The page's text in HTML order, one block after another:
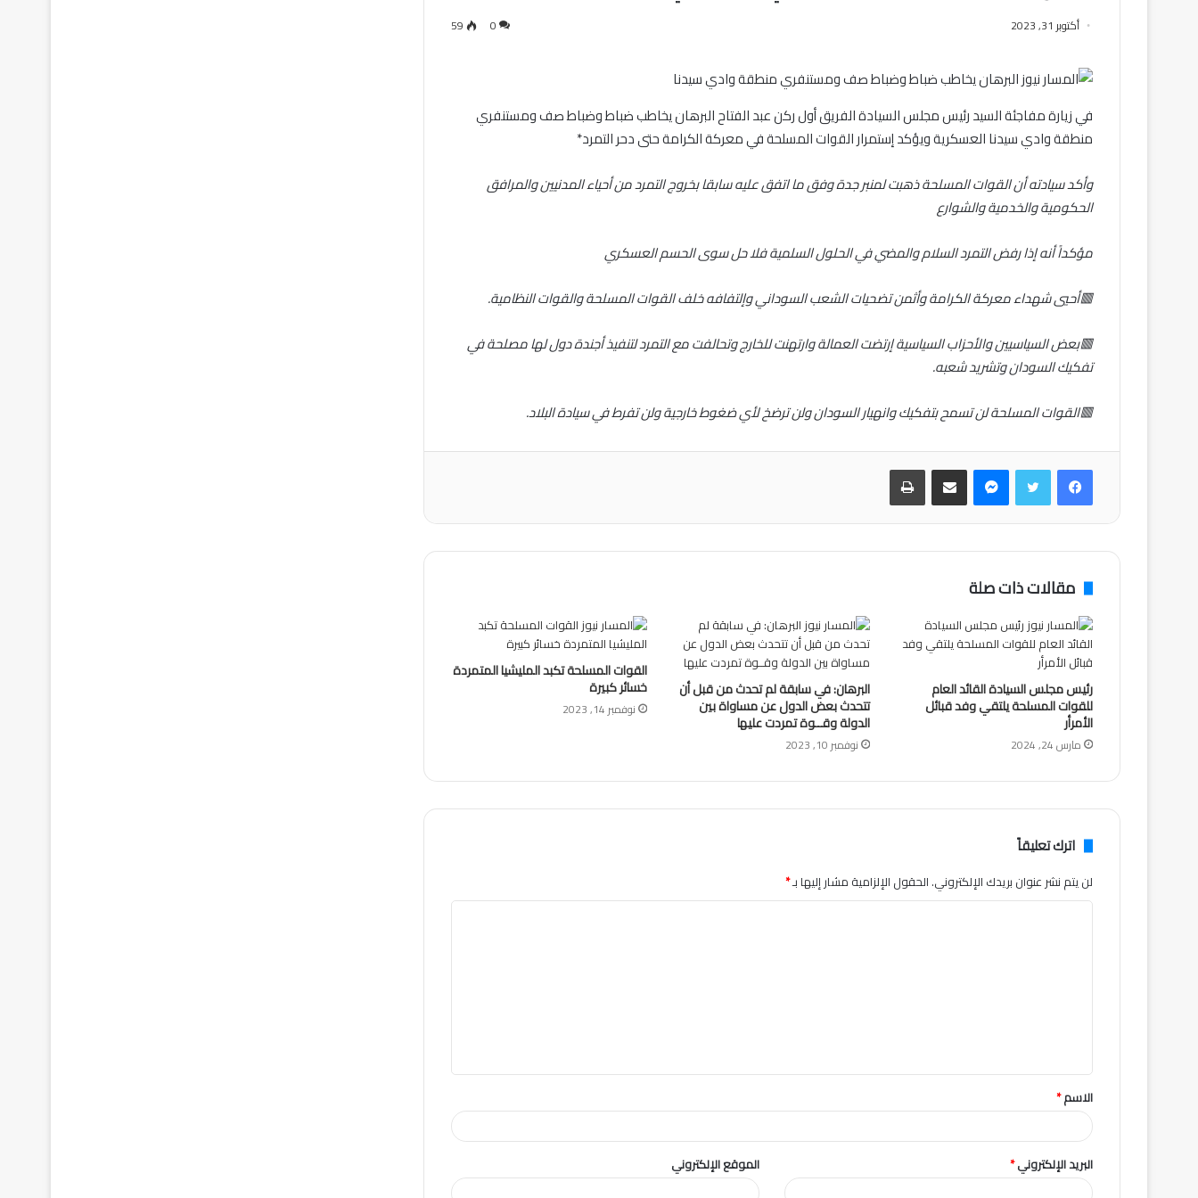
أكتوبر 31, 2023 0
59
في زيارة مفاجئة السيد رئيس مجلس السيادة الفريق أول ركن عبد الفتاح البرهان يخاطب ضباط وضباط صف ومستنفري
منطقة وادي سيدنا العسكرية ويؤكد إستمرار القوات المسلحة في معركة الكرامة حتى دحر التمرد*
وأكد سيادته أن القوات المسلحة ذهبت لمنبر جدة وفق ما اتفق عليه سابقا بخروج التمرد من أحياء المدنيين والمرافق
الحكومية والخدمية والشوارع
مؤكداً أنه إذا رفض التمرد السلام والمضي في الحلول السلمية فلا حل سوى الحسم العسكري
🟥أحيي شهداء معركة الكرامة وأثمن تضحيات الشعب السوداني وإلتفافه خلف القوات المسلحة والقوات النظامية.
🟥بعض السياسيين والأحزاب السياسية إرتضت العمالة وارتهنت للخارج وتحالفت مع التمرد لتنفيذ أجندة دول لها مصلحة في
تفكيك السودان وتشريد شعبه.
🟥القوات المسلحة لن تسمح بتفكيك وانهيار السودان ولن ترضخ لأي ضغوط خارجية ولن تفرط في سيادة البلاد.
فيسبوكتويتر ماسنجر مشاركة عبر البريد طباعة
مقالات ذات صلة
رئيس مجلس السيادة القائد العام
للقوات المسلحة يلتقي وفد قبائل
الأمرأر
مارس 24, 2024
البرهان: في سابقة لم تحدث من قبل أن
تتحدث بعض الدول عن مساواة بين
الدولة وقــوة تمردت عليها
نوفمبر 10, 2023
القوات المسلحة تكبد المليشيا المتمردة
خسائر كبيرة
نوفمبر 14, 2023
اترك تعليقاً
لن يتم نشر عنوان بريدك الإلكتروني.الحقول الإلزامية مشار إليها بـ*
ق
*
الاسم*
البريد الإلكتروني* الموقع الإلكتروني